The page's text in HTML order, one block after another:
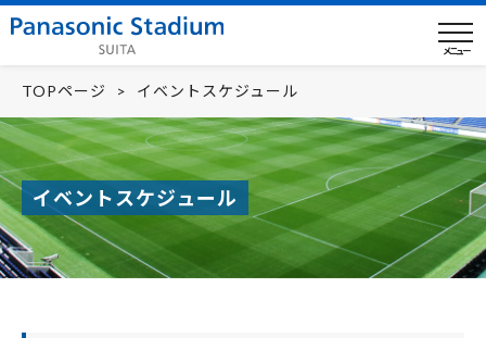
TOPページ イベントスケジュール
イベントスケジュール
メニュー